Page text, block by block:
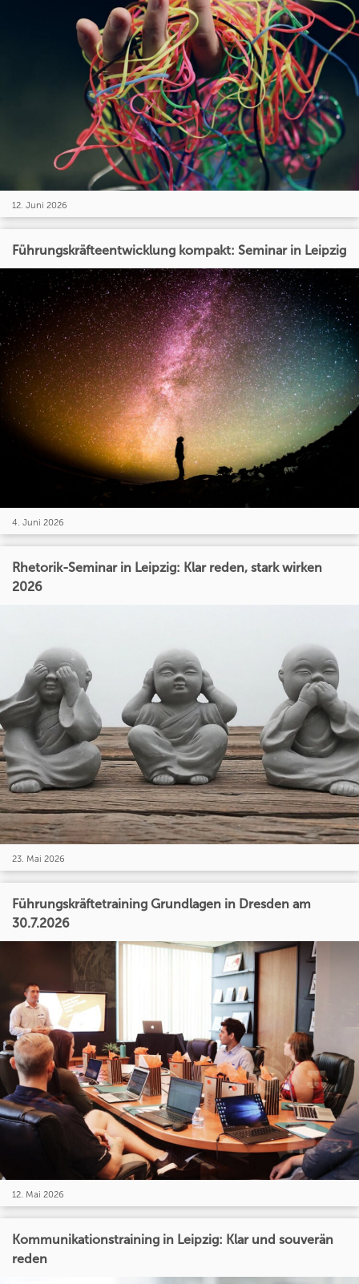
12. Juni 2026
Führungskräfteentwicklung kompakt: Seminar in Leipzig
4. Juni 2026
Rhetorik-Seminar in Leipzig: Klar reden, stark wirken
2026
23. Mai 2026
Führungskräftetraining Grundlagen in Dresden am
30.7.2026
12. Mai 2026
Kommunikationstraining in Leipzig: Klar und souverän
reden